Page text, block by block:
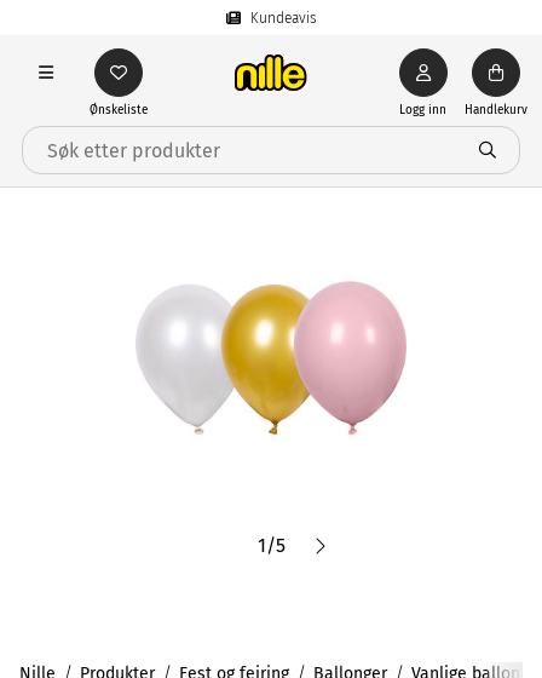
Kundeavis
Ønskeliste Logg inn Handlekurv
1/5
Nille Produkter Fest og feiring Ballonger Vanlige